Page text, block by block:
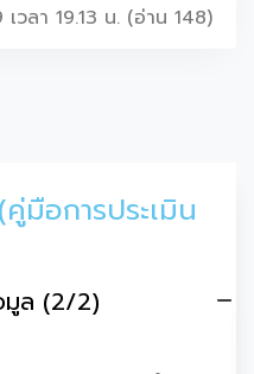
วลา 19.13 น. (อ่าน 148)
(คู่มือการประเมิน
มูล (2/2)